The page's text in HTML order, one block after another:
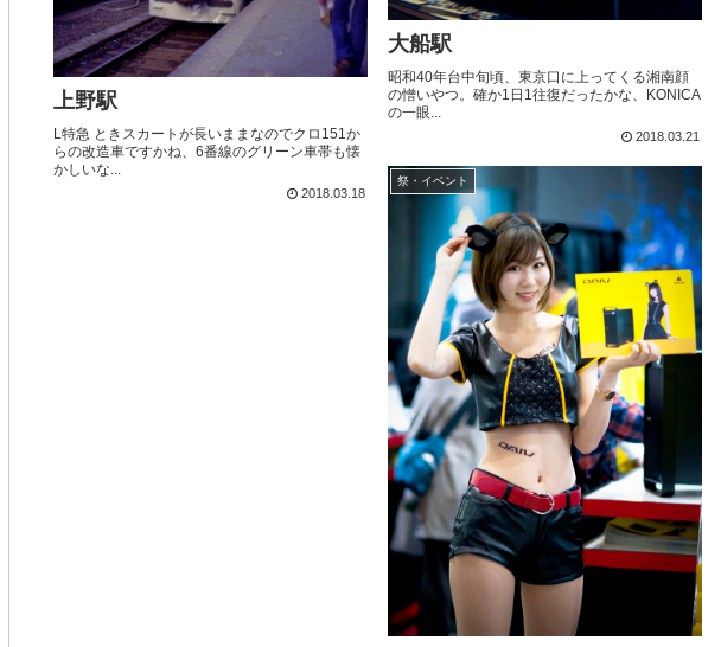
大船駅
昭和40年台中旬頃、東京口に上ってくる湘南顔
の憎いやつ。確か1日1往復だったかな、KONICA
の一眼...
2018.03.21
上野駅
L特急 ときスカートが長いままなのでクロ151か
らの改造車ですかね、6番線のグリーン車帯も懐
かしいな...
2018.03.18
祭・イベント